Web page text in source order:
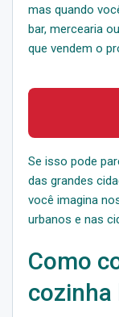
mas quando
bar, mercearia
que vendem o
Se isso pode
das grandes
você imagina
urbanos e nas
Como
cozinha